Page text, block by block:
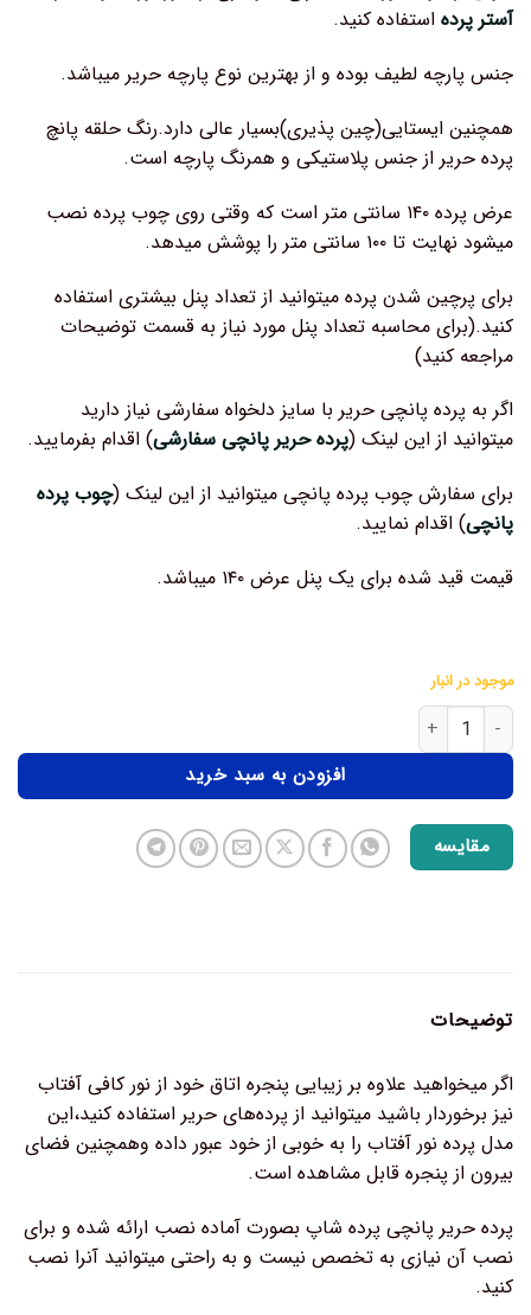
آستر پرده استفاده کنید.
جنس پارچه لطیف بوده و از بهترین نوع پارچه حریر میباشد.
همچنین ایستایی(چین پذیری)بسیار عالی دارد.رنگ حلقه پانچ
پرده حریر از جنس پلاستیکی و همرنگ پارچه است.
عرض پرده ۱۴۰ سانتی متر است که وقتی روی چوب پرده نصب
میشود نهایت تا ۱۰۰ سانتی متر را پوشش میدهد.
برای پرچین شدن پرده میتوانید از تعداد پنل بیشتری استفاده
کنید.(برای محاسبه تعداد پنل مورد نیاز به قسمت توضیحات
مراجعه کنید)
اگر به پرده پانچی حریر با سایز دلخواه سفارشی نیاز دارید
میتوانید از این لینک (پرده حریر پانچی سفارشی) اقدام بفرمایید.
برای سفارش چوب پرده پانچی میتوانید از این لینک (چوب پرده
پانچی) اقدام نمایید.
قیمت قید شده برای یک پنل عرض ۱۴۰ میباشد.
موجود در انبار
افزودن به سبد خرید
مقایسه
توضیحات
اگر میخواهید علاوه بر زیبایی پنجره اتاق خود از نور کافی آفتاب
نیز برخوردار باشید میتوانید از پرده‌های حریر استفاده کنید،این
مدل پرده نور آفتاب را به خوبی از خود عبور داده وهمچنین فضای
بیرون از پنجره قابل مشاهده است.
پرده حریر پانچی پرده شاپ بصورت آماده نصب ارائه شده و برای
نصب آن نیازی به تخصص نیست و به راحتی میتوانید آنرا نصب
کنید.